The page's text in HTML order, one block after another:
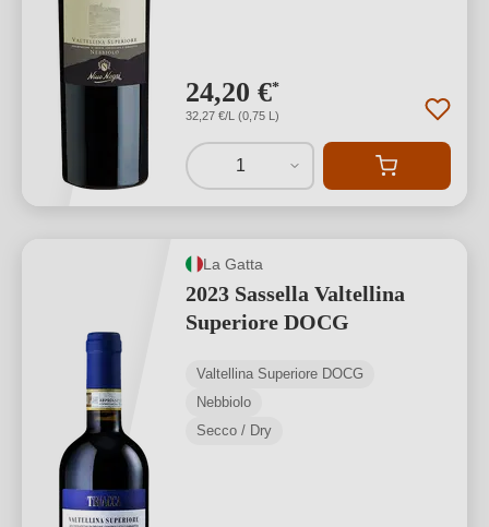
24,20 €*
32,27 €/L (0,75 L)
1
La Gatta
2023 Sassella Valtellina
Superiore DOCG
Valtellina Superiore DOCG
Nebbiolo
Secco / Dry